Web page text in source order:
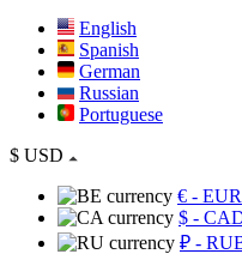
English
Spanish
German
Russian
Portuguese
$ USD
€ - EUR
$ -
₽ -